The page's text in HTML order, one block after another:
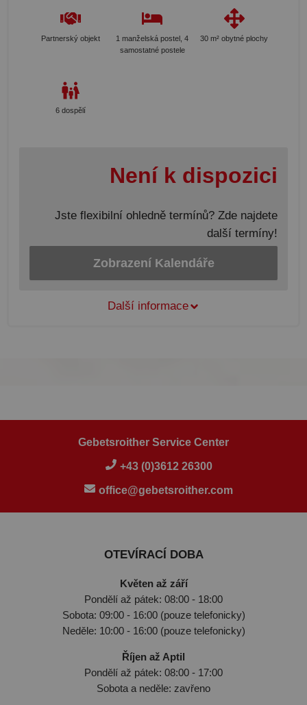
Partnerský objekt
1 manželská postel, 4
samostatné postele
30 m² obytné plochy
6 dospělí
Není k dispozici
Jste flexibilní ohledně termínů? Zde najdete
další termíny!
Zobrazení Kalendáře
Další informace
Gebetsroither Service Center
+43 (0)3612 26300
office@gebetsroither.com
OTEVÍRACÍ DOBA
Květen až září
Pondělí až pátek: 08:00 - 18:00
Sobota: 09:00 - 16:00 (pouze telefonicky)
Neděle: 10:00 - 16:00 (pouze telefonicky)
Říjen až Aptil
Pondělí až pátek: 08:00 - 17:00
Sobota a neděle: zavřeno